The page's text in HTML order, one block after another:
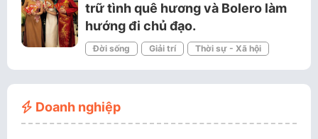
trữ tình quê hương và Bolero làm
hướng đi chủ đạo.
Đời sống Giải trí Thời sự - Xã hội
Doanh nghiệp